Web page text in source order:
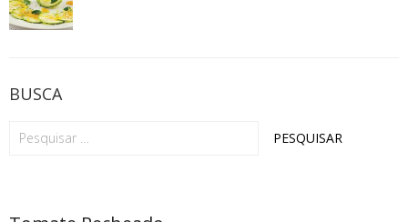
BUSCA